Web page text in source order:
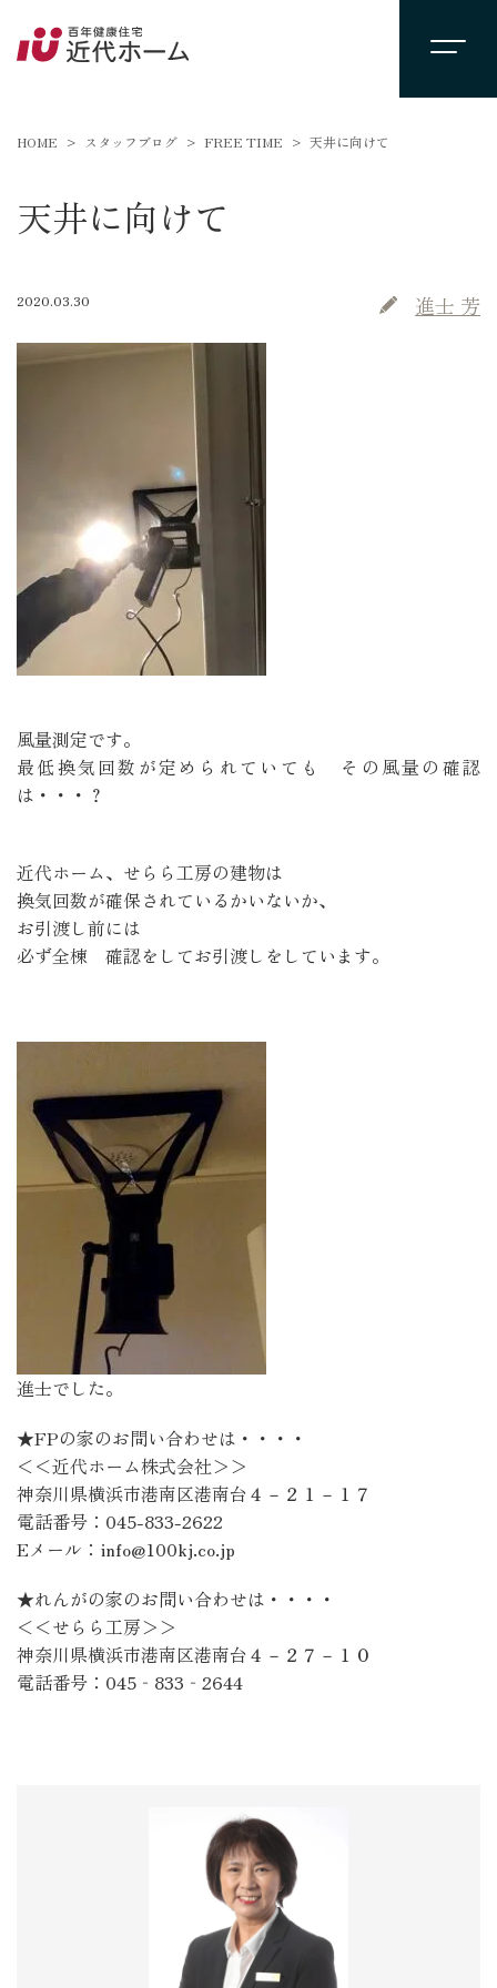
HOME スタッフブログ FREE TIME 天井に向けて
天井に向けて
2020.03.30 進士 芳
風量測定です。
最低換気回数が定められていても その風量の確認
は・・・？
近代ホーム、せらら工房の建物は
換気回数が確保されているかいないか、
お引渡し前には
必ず全棟 確認をしてお引渡しをしています。
進士でした。
★FPの家のお問い合わせは・・・・
＜＜近代ホーム株式会社＞＞
神奈川県横浜市港南区港南台４－２１－１７
電話番号：045-833-2622
Eメール：info@100kj.co.jp
★れんがの家のお問い合わせは・・・・
＜＜せらら工房＞＞
神奈川県横浜市港南区港南台４－２７－１０
電話番号：045‐833‐2644